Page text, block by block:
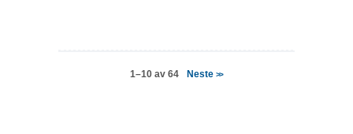
1–10 av 64 Neste>>